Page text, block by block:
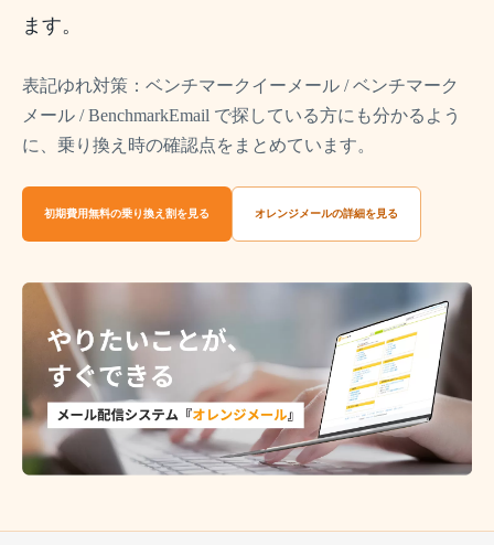
ます。
表記ゆれ対策：ベンチマークイーメール / ベンチマーク
メール / BenchmarkEmail で探している方にも分かるよう
に、乗り換え時の確認点をまとめています。
初期費用無料の乗り換え割を見る オレンジメールの詳細を見る